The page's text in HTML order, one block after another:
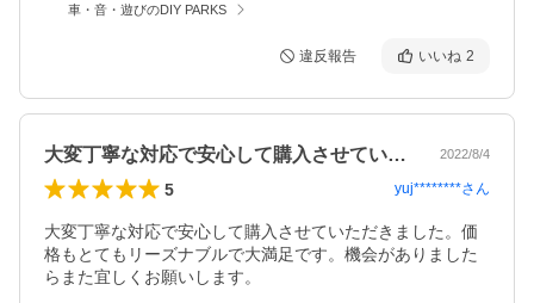
車・音・遊びのDIY PARKS
違反報告 いいね 2
大変丁寧な対応で安心して購入させていた… 2022/8/4
5 yuj********さん
大変丁寧な対応で安心して購入させていただきました。価
格もとてもリーズナブルで大満足です。機会がありました
らまた宜しくお願いします。